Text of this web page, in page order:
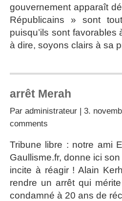
gouvernement apparaît
Républicains » sont
puisqu’ils sont
à dire, soyons clairs à sa
arrêt Merah
Par administrateur | 3.
comments
Tribune libre : notre ami
Gaullisme.fr, donne ici
incite à réagir ! Alain
rendre un arrêt qui
condamné à 20 ans de